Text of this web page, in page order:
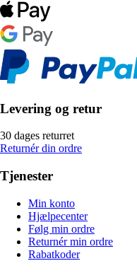
Levering og retur
30 dages returret
Returnér din ordre
Tjenester
Min konto
Hjælpecenter
Følg min ordre
Returnér min ordre
Rabatkoder